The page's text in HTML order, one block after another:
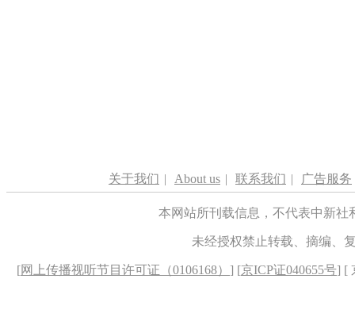
关于我们 | About us | 联系我们 | 广告服务
本网站所刊载信息，不代表中新
未经授权禁止转载、摘编、
[网上传播视听节目许可证（0106168） ] [京ICP证040655号] [